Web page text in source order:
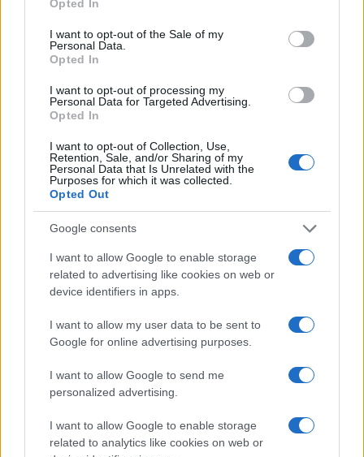
Opted In
I want to opt-out of the Sale of my
Personal Data.
Opted In
I want to opt-out of processing my
Personal Data for Targeted Advertising.
Opted In
I want to opt-out of Collection, Use,
Retention, Sale, and/or Sharing of my
Personal Data that Is Unrelated with the
Purposes for which it was collected.
Opted Out
Google consents
I want to allow Google to enable storage
related to advertising like cookies on web or
device identifiers in apps.
I want to allow my user data to be sent to
Google for online advertising purposes.
I want to allow Google to send me
personalized advertising.
I want to allow Google to enable storage
related to analytics like cookies on web or
nera, la macchina narrativa ha bisogno di simboli
più che di fatti. L’indumento, l’espressione, la
postura, la frase fuori contesto, la passione
privata, l’amicizia sbagliata, il carattere introverso.
disposto sul tavolo non per capire, ma per far
presagire. Solo che la presunzione d’innocenza
non dovrebbe valere soltanto nelle aule di
tribunale. Dovrebbe valere anche nei titoli.
l’unica cosa che resta nella testa di chi legge
distrattamente, di chi condivide, di chi commenta,
raccontare fa paura. Non perché difenda
Sempio. Non perché assolva qualcuno. Non
perché voglia oscurare la ricerca della verità su
Chiara Poggi, che resta una vittima e merita